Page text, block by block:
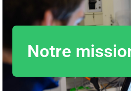
Notre